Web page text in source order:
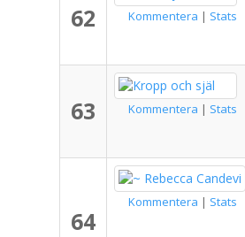
62 Kommentera | Stats
63 Kommentera | Stats
64
Kommentera | Stats